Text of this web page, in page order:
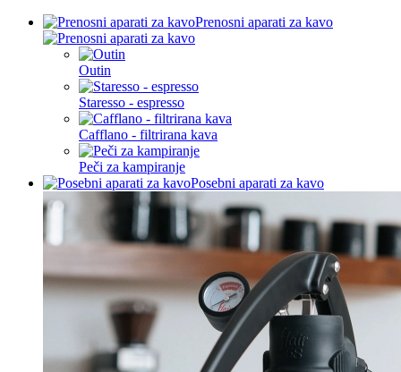
Prenosni aparati za kavo
Outin
Staresso - espresso
Cafflano - filtrirana kava
Peči za kampiranje
Posebni aparati za kavo